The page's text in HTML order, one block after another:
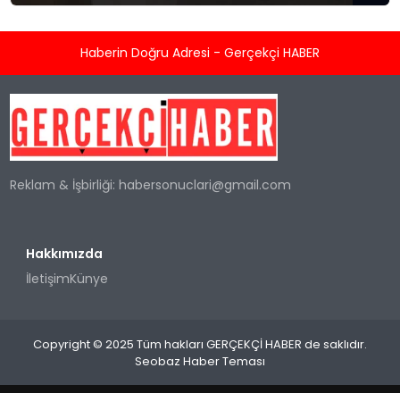
Haberin Doğru Adresi - Gerçekçi HABER
Reklam & İşbirliği:habersonuclari@gmail.com
Hakkımızda
İletişimKünye
Copyright © 2025 Tüm hakları GERÇEKÇİ HABER de saklıdır.
Seobaz Haber Teması